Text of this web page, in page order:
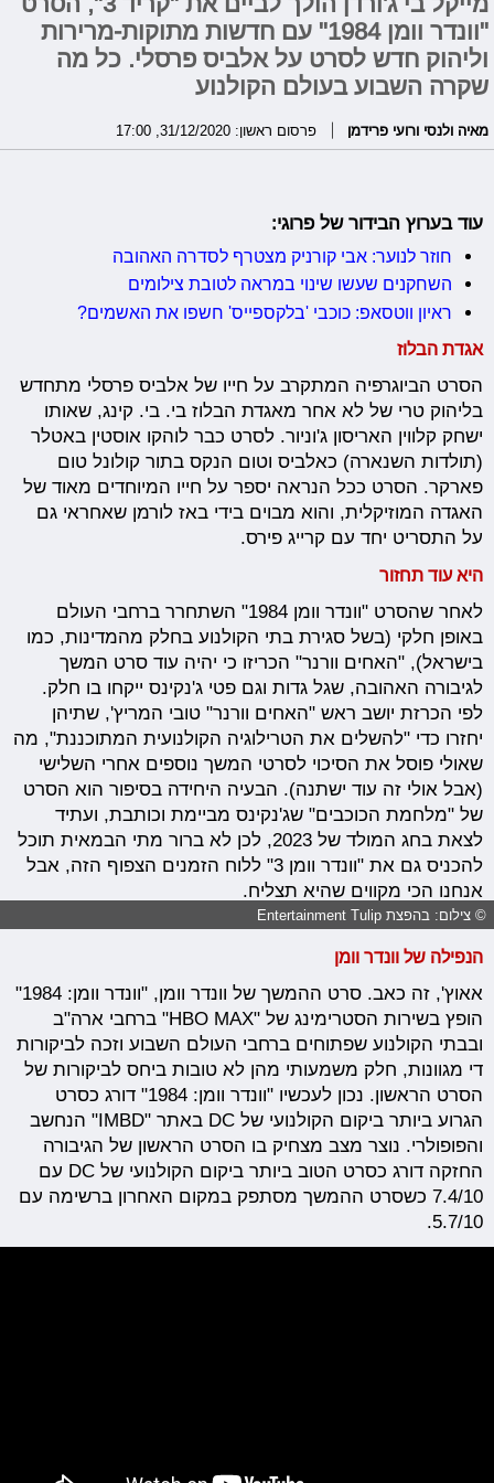
"וונדר וומן 1984" עם חדשות מתוקות-מרירות
וליהוק חדש לסרט על אלביס פרסלי. כל מה
שקרה השבוע בעולם הקולנוע
מאיה ולנסי ורועי פרידמן פרסום ראשון: 31/12/2020, 17:00
עוד בערוץ הבידור של פרוגי:
חוזר לנוער: אבי קורניק מצטרף לסדרה האהובה
השחקנים שעשו שינוי במראה לטובת צילומים
ראיון ווטסאפ: כוכבי 'בלקספייס' חשפו את האשמים?
אגדת הבלוז
הסרט הביוגרפיה המתקרב על חייו של אלביס פרסלי מתחדש
בליהוק טרי של לא אחר מאגדת הבלוז בי. בי. קינג, שאותו
ישחק קלווין האריסון ג'וניור. לסרט כבר לוהקו אוסטין באטלר
(תולדות השנארה) כאלביס וטום הנקס בתור קולונל טום
פארקר. הסרט ככל הנראה יספר על חייו המיוחדים מאוד של
האגדה המוזיקלית, והוא מבוים בידי באז לורמן שאחראי גם
על התסריט יחד עם קרייג פירס.
היא עוד תחזור
לאחר שהסרט "וונדר וומן 1984" השתחרר ברחבי העולם
באופן חלקי (בשל סגירת בתי הקולנוע בחלק מהמדינות, כמו
בישראל), "האחים וורנר" הכריזו כי יהיה עוד סרט המשך
לגיבורה האהובה, שגל גדות וגם פטי ג'נקינס ייקחו בו חלק.
לפי הכרזת יושב ראש "האחים וורנר" טובי המריץ', שתיהן
יחזרו כדי "להשלים את הטרילוגיה הקולנועית המתוכננת", מה
שאולי פוסל את הסיכוי לסרטי המשך נוספים אחרי השלישי
(אבל אולי זה עוד ישתנה). הבעיה היחידה בסיפור הוא הסרט
של "מלחמת הכוכבים" שג'נקינס מביימת וכותבת, ועתיד
לצאת בחג המולד של 2023, לכן לא ברור מתי הבמאית תוכל
להכניס גם את "וונדר וומן 3" ללוח הזמנים הצפוף הזה, אבל
אנחנו הכי מקווים שהיא תצליח.
© צילום: בהפצת Entertainment Tulip
הנפילה של וונדר וומן
אאוץ', זה כאב. סרט ההמשך של וונדר וומן, "וונדר וומן: 1984"
הופץ בשירות הסטרימינג של "HBO MAX" ברחבי ארה"ב
ובבתי הקולנוע שפתוחים ברחבי העולם השבוע וזכה לביקורות
די מגוונות, חלק משמעותי מהן לא טובות ביחס לביקורות של
הסרט הראשון. נכון לעכשיו "וונדר וומן: 1984" דורג כסרט
הגרוע ביותר ביקום הקולנועי של DC באתר "IMBD" הנחשב
והפופולרי. נוצר מצב מצחיק בו הסרט הראשון של הגיבורה
החזקה דורג כסרט הטוב ביותר ביקום הקולנועי של DC עם
7.4/10 כשסרט ההמשך מסתפק במקום האחרון ברשימה עם
5.7/10.